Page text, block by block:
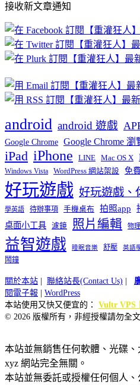
文
章
分
類
接收新文章通知
android android 遊戲
Google Chrome Google Chrome 瀏
iPad iPhone LINE Mac OS X
Windows Vista WordPress 網站架設 免
好玩遊戲 好玩遊戲、
學英語 待辦事項 手機桌布 拍照app
桌面小工具 濾鏡 照片編輯 物
益智遊戲 睡眠音樂 舒壓 英語
鬧鐘
關於本站 | 聯絡站長(Contact Us) |
閱電子報 | WordPress
本站使用又快又便宜的： Vultr VPS
© 2026 版權所有，非經授權請勿全
本站並無銷售任何軟體、光碟
xyz 網站完全無關。
本站並無委託或授權任何個人